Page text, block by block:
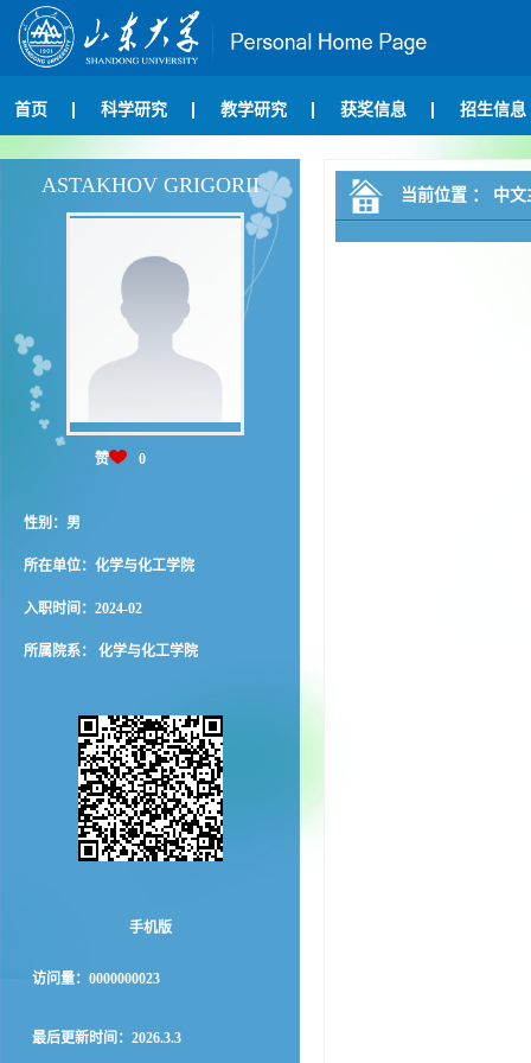
首页 科学研究 教学研究 获奖信息 招生信息
ASTAKHOV GRIGORII
赞 0
性别：男
所在单位：化学与化工学院
入职时间：2024-02
所属院系： 化学与化工学院
手机版
访问量： 0000000023
最后更新时间： 2026.3.3
当前位置 ： 中文